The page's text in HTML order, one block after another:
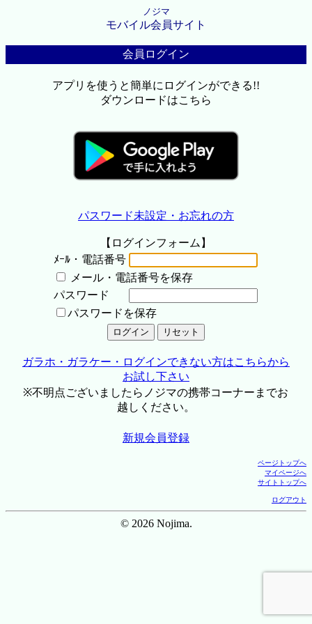
ノジマ
モバイル会員サイト
会員ログイン
アプリを使うと簡単にログインができる!!
ダウンロードはこちら
パスワード未設定・お忘れの方
【ログインフォーム】
ﾒｰﾙ・電話番号
メール・電話番号を保存
パスワード
パスワードを保存
ガラホ・ガラケー・ログインできない方はこちらから
お試し下さい
※不明点ございましたらノジマの携帯コーナーまでお
越しください。
新規会員登録
ページトップへ
マイページへ
サイトトップへ
ログアウト
© 2026 Nojima.